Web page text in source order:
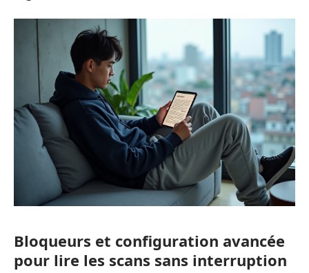
Bloqueurs et configuration avancée
pour lire les scans sans interruption